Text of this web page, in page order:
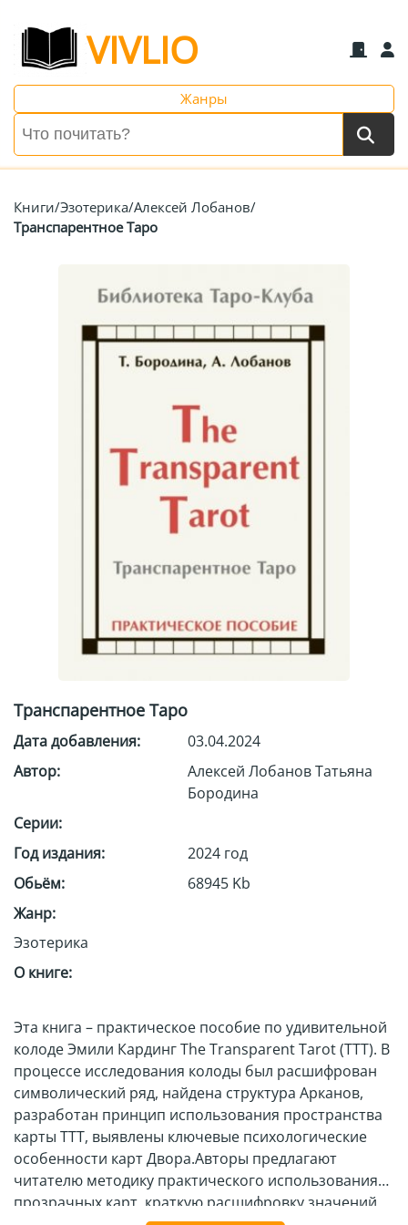
VIVLIO
Жанры
Книги/Эзотерика/Алексей Лобанов/
Транспарентное Таро
Транспарентное Таро
Дата добавления:
03.04.2024
Автор:
Алексей ЛобановТатьяна
Бородина
Серии:
Год издания:
2024 год
Обьём:
68945 Kb
Жанр:
Эзотерика
О книге:
Эта книга – практическое пособие по удивительной
колоде Эмили Кардинг The Transparent Tarot (ТТТ). В
процессе исследования колоды был расшифрован
символический ряд, найдена структура Арканов,
разработан принцип использования пространства
карты ТТТ, выявлены ключевые психологические
особенности карт Двора.Авторы предлагают
читателю методику практического использования
прозрачных карт, краткую расшифровку значений